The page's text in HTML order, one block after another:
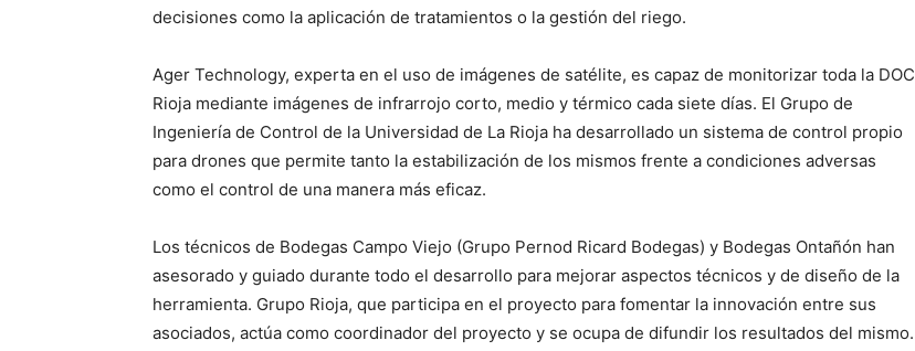
decisiones como la aplicación de tratamientos o la gestión del riego.
Ager Technology, experta en el uso de imágenes de satélite, es capaz de monitorizar toda la DOC
Rioja mediante imágenes de infrarrojo corto, medio y térmico cada siete días. El Grupo de
Ingeniería de Control de la Universidad de La Rioja ha desarrollado un sistema de control propio
para drones que permite tanto la estabilización de los mismos frente a condiciones adversas
como el control de una manera más eficaz.
Los técnicos de Bodegas Campo Viejo (Grupo Pernod Ricard Bodegas) y Bodegas Ontañón han
asesorado y guiado durante todo el desarrollo para mejorar aspectos técnicos y de diseño de la
herramienta. Grupo Rioja, que participa en el proyecto para fomentar la innovación entre sus
asociados, actúa como coordinador del proyecto y se ocupa de difundir los resultados del mismo.